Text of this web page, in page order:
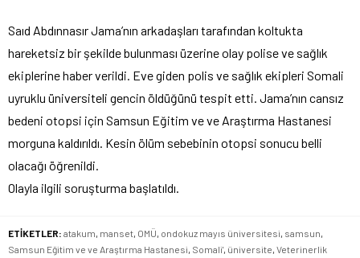
Saıd Abdınnasır Jama’nın arkadaşları tarafından koltukta
hareketsiz bir şekilde bulunması üzerine olay polise ve sağlık
ekiplerine haber verildi. Eve giden polis ve sağlık ekipleri Somali
uyruklu üniversiteli gencin öldüğünü tespit etti. Jama’nın cansız
bedeni otopsi için Samsun Eğitim ve ve Araştırma Hastanesi
morguna kaldırıldı. Kesin ölüm sebebinin otopsi sonucu belli
olacağı öğrenildi.
Olayla ilgili soruşturma başlatıldı.
ETİKETLER: atakum manset OMÜ ondokuz mayıs üniversitesi samsun
Samsun Eğitim ve ve Araştırma Hastanesi Somali' üniversite Veterinerlik